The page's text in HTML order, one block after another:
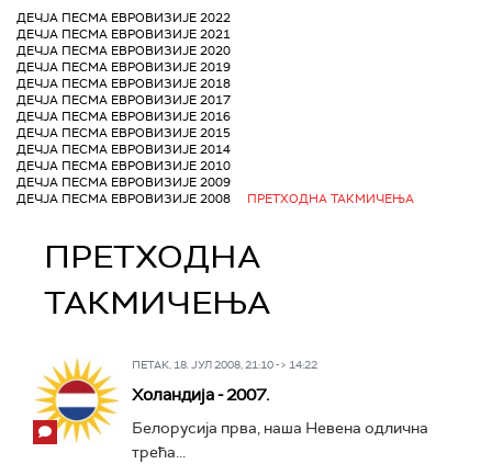
ДЕЧЈА ПЕСМА ЕВРОВИЗИЈЕ 2022
ДЕЧЈА ПЕСМА ЕВРОВИЗИЈЕ 2021
ДЕЧЈА ПЕСМА ЕВРОВИЗИЈЕ 2020
ДЕЧЈА ПЕСМА ЕВРОВИЗИЈЕ 2019
ДЕЧЈА ПЕСМА ЕВРОВИЗИЈЕ 2018
ДЕЧЈА ПЕСМА ЕВРОВИЗИЈЕ 2017
ДЕЧЈА ПЕСМА ЕВРОВИЗИЈЕ 2016
ДЕЧЈА ПЕСМА ЕВРОВИЗИЈЕ 2015
ДЕЧЈА ПЕСМА ЕВРОВИЗИЈЕ 2014
ДЕЧЈА ПЕСМА ЕВРОВИЗИЈЕ 2010
ДЕЧЈА ПЕСМА ЕВРОВИЗИЈЕ 2009
ДЕЧЈА ПЕСМА ЕВРОВИЗИЈЕ 2008
ПРЕТХОДНА ТАКМИЧЕЊА
ПРЕТХОДНА
ТАКМИЧЕЊА
ПЕТАК, 18. ЈУЛ 2008, 21:10 -> 14:22
Холандија - 2007.
Белорусија прва, наша Невена одлична
трећа...